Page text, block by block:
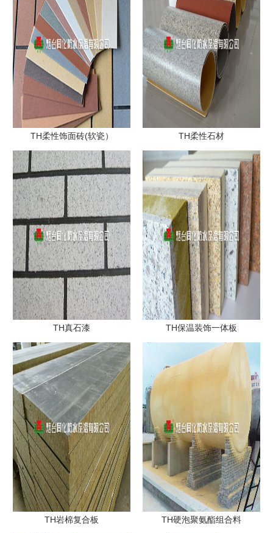
TH柔性饰面砖(软瓷） TH柔性石材
TH真石漆 TH保温装饰一体板
TH岩棉复合板 TH硬泡聚氨酯组合料